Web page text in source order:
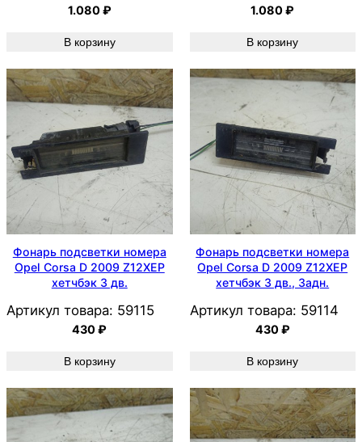
1.080₽
В корзину
1.080₽
В корзину
Фонарь подсветки номера
Opel Corsa D 2009 Z12XEP
хетчбэк 3 дв.
Артикул товара: 59115
430₽
В корзину
Фонарь подсветки номера
Opel Corsa D 2009 Z12XEP
хетчбэк 3 дв., Задн.
Артикул товара: 59114
430₽
В корзину